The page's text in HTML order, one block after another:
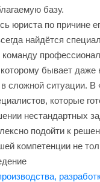
базу.
юриста по причине
найдётся
бывает даже
в сложной ситуации. В
которые
нестандартных
подойти к
компетенции не